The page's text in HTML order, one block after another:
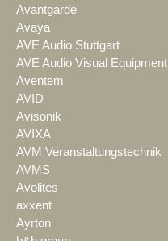
Avantgarde
Avaya
AVE Audio Stuttgart
AVE Audio Visual Equipment
Aventem
AVID
Avisonik
AVIXA
AVM Veranstaltungstechnik
AVMS
Avolites
axxent
Ayrton